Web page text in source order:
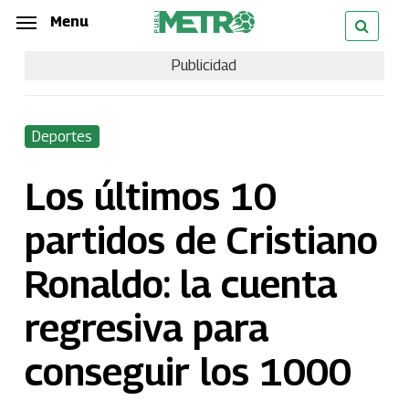
Skip
content
Menu
Publicidad
Deportes
Los últimos 10
partidos de Cristiano
Ronaldo: la cuenta
regresiva para
conseguir los 1000
Menu